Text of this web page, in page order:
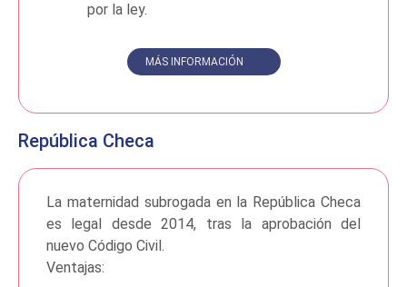
por la ley.
MÁS INFORMACIÓN
República Checa
La maternidad subrogada en la República Checa
es legal desde 2014, tras la aprobación del
nuevo Código Civil.
Ventajas: